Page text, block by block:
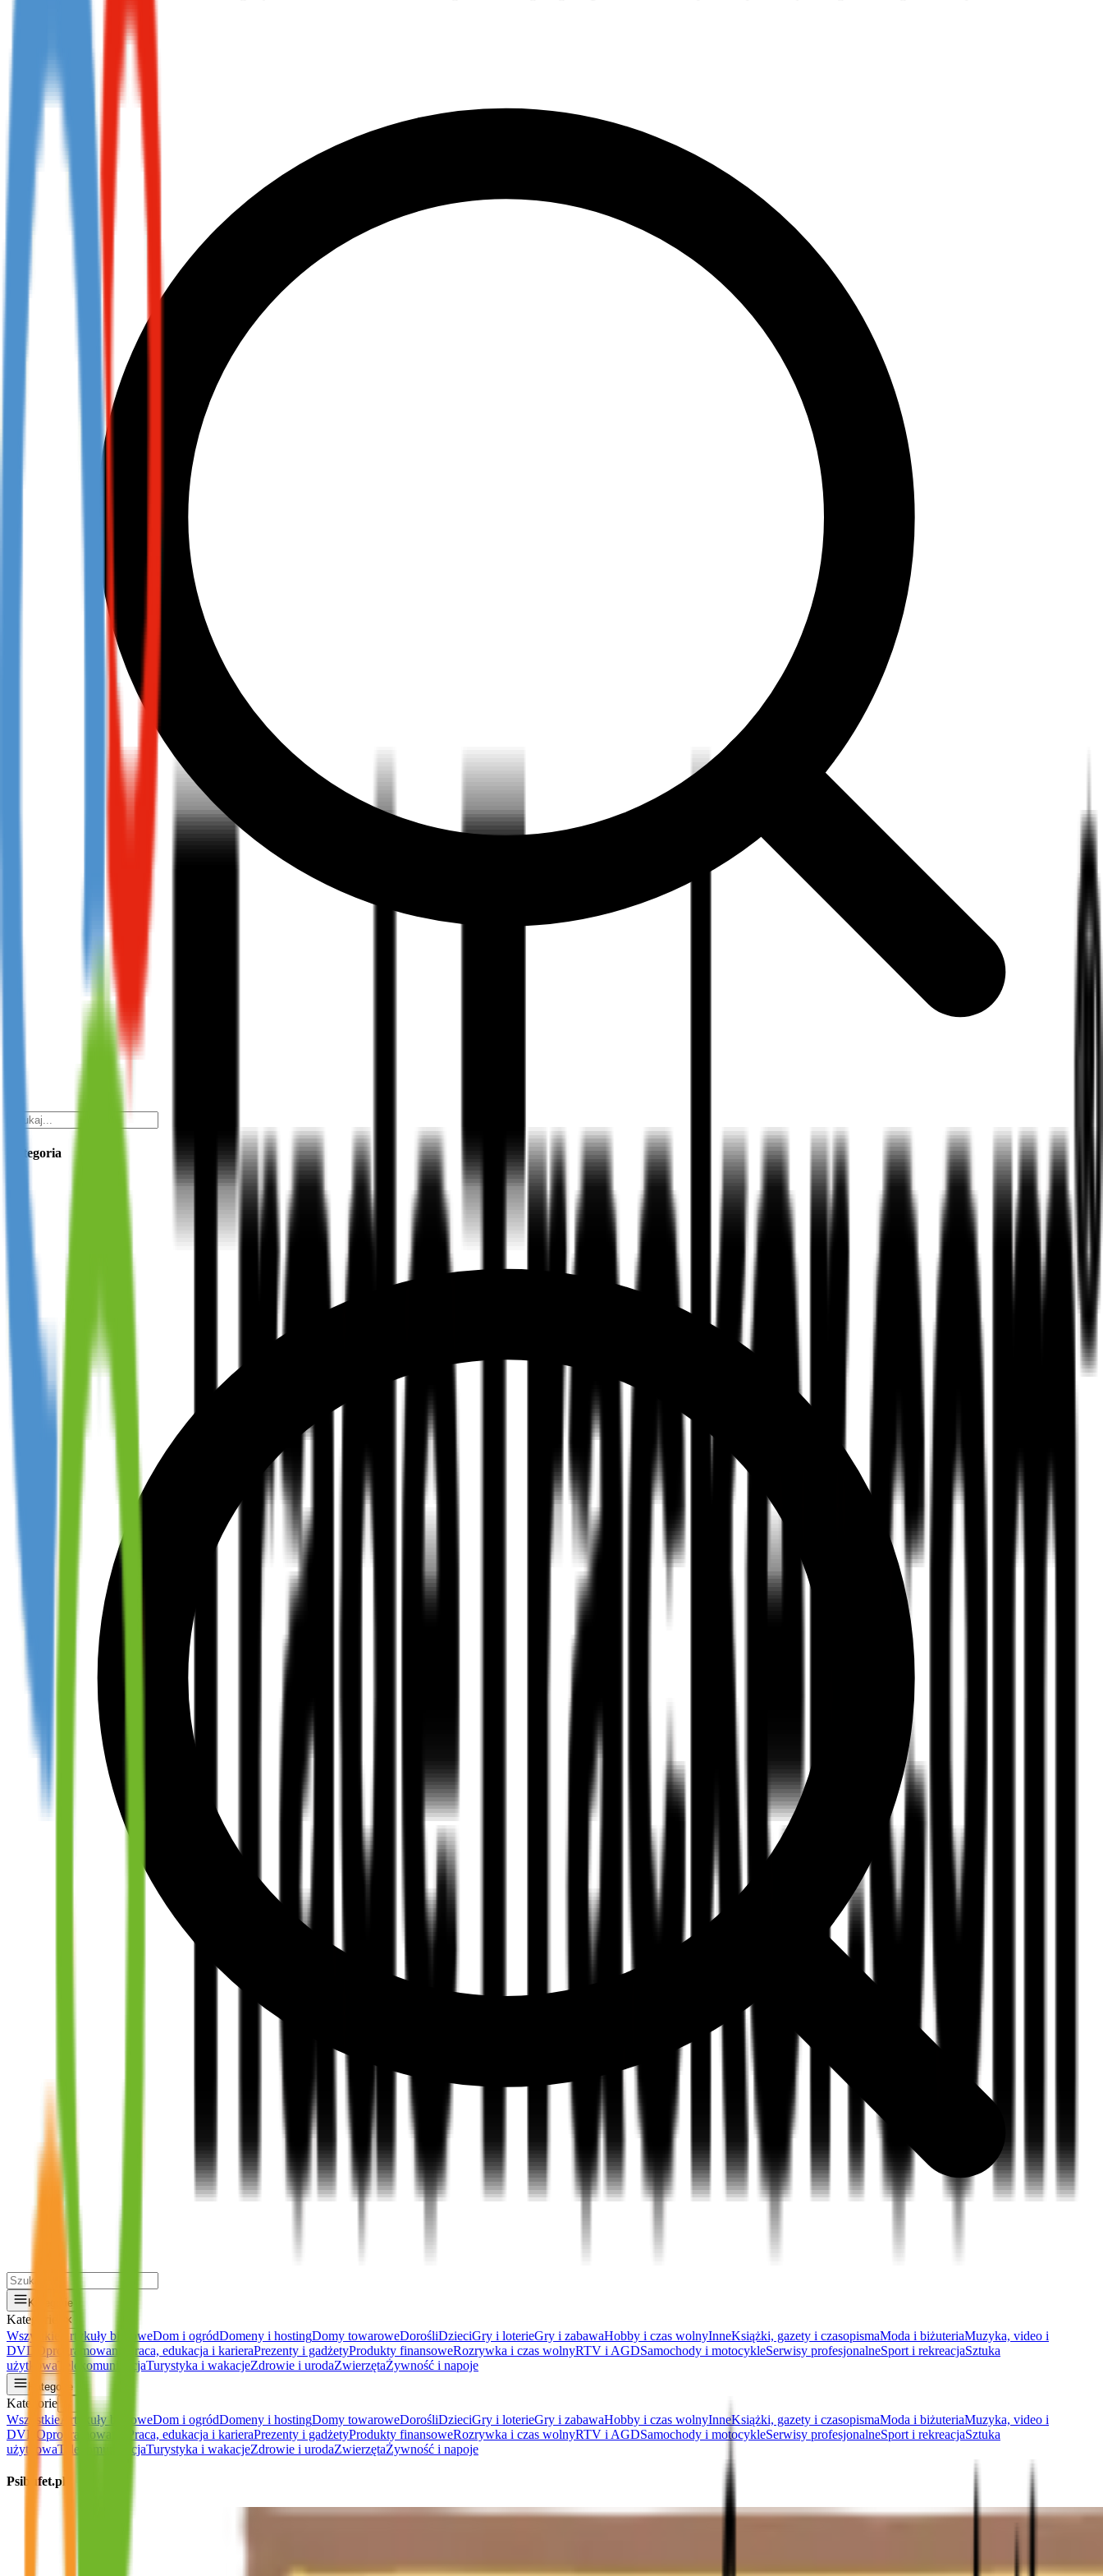
Not already our Publisher?
Kategoria
Kategorie
Kategorie ✕
Wszystkie Artykuły biuroweDom i ogródDomeny i hostingDomy towaroweDorośliDzieciGry i loterieGry i zabawaHobby i czas wolnyInneKsiążki, gazety i czasopismaModa i biżuteriaMuzyka, video i
DVD
Oprogramowanie Praca, edukacja i karieraPrezenty i gadżetyProdukty finansoweRozrywka i czas wolnyRTV i AGDSamochody i motocykleSerwisy profesjonalneSport i rekreacjaSztuka
użytkowaTelekomunikacjaTurystyka i wakacjeZdrowie i urodaZwierzętaŻywność i napoje
Kategorie
Kategorie
Wszystkie Artykuły biuroweDom i ogródDomeny i hostingDomy towaroweDorośliDzieciGry i loterieGry i zabawaHobby i czas wolnyInneKsiążki, gazety i czasopismaModa i biżuteriaMuzyka, video i
DVD
Oprogramowanie Praca, edukacja i karieraPrezenty i gadżetyProdukty finansoweRozrywka i czas wolnyRTV i AGDSamochody i motocykleSerwisy profesjonalneSport i rekreacjaSztuka
użytkowaTelekomunikacjaTurystyka i wakacjeZdrowie i urodaZwierzętaŻywność i napoje
Psibufet.pl